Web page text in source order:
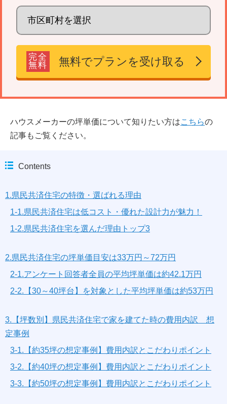
完全
無料
無料でプランを受け取る
ハウスメーカーの坪単価について知りたい方はこちらの
記事もご覧ください。
Contents
1.県民共済住宅の特徴・選ばれる理由
1-1.県民共済住宅は低コスト・優れた設計力が魅力！
1-2.県民共済住宅を選んだ理由トップ3
2.県民共済住宅の坪単価目安は33万円～72万円
2-1.アンケート回答者全員の平均坪単価は約42.1万円
2-2.【30～40坪台】を対象とした平均坪単価は約53万円
3.【坪数別】県民共済住宅で家を建てた時の費用内訳 想
定事例
3-1.【約35坪の想定事例】費用内訳とこだわりポイント
3-2.【約40坪の想定事例】費用内訳とこだわりポイント
3-3.【約50坪の想定事例】費用内訳とこだわりポイント